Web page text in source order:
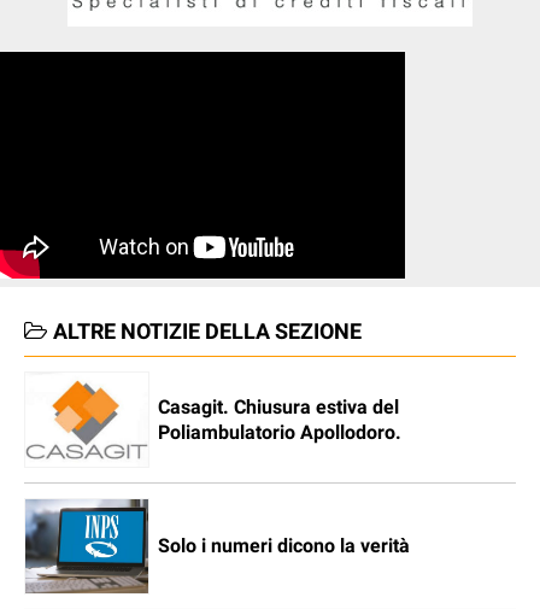
ALTRE NOTIZIE DELLA SEZIONE
Casagit. Chiusura estiva del
Poliambulatorio Apollodoro.
Solo i numeri dicono la verità